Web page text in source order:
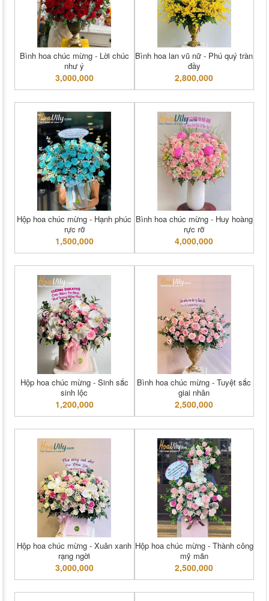
Bình hoa chúc mừng - Lời chúc
như ý
3,000,000
Bình hoa lan vũ nữ - Phú quý tràn
đầy
2,800,000
Hộp hoa chúc mừng - Hạnh phúc
rực rỡ
1,500,000
Bình hoa chúc mừng - Huy hoàng
rực rỡ
4,000,000
Hộp hoa chúc mừng - Sinh sắc
sinh lộc
1,200,000
Bình hoa chúc mừng - Tuyệt sắc
giai nhân
2,500,000
Hộp hoa chúc mừng - Xuân xanh
rạng ngời
3,000,000
Hộp hoa chúc mừng - Thành công
mỹ mãn
2,500,000